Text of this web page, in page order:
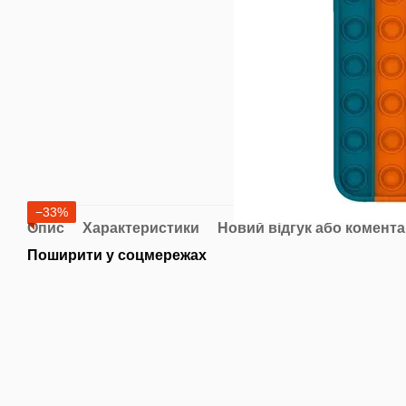
−33%
Опис Характеристики
Новий відгук або
Поширити у соцмережах